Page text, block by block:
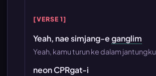
[VERSE 1]
Yeah, nae simjang-eganglim
Yeah, kamu turun ke dalam jantungku
neon CPRgat-i